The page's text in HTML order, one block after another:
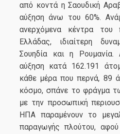
από κοντά η Σαουδική
αύξηση άνω του 60%.
ανερχόμενα κέντρα του
Ελλάδας, ιδιαίτερη
Σουηδία και η Ρουμανία.
αύξηση κατά 162.191
κάθε μέρα που περνά, 89
κόσμο, σπάνε το φράγμα
με την προσωπική
ΗΠΑ παραμένουν το
παραγωγής πλούτου, αφού